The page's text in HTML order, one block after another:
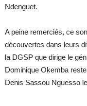
Ndenguet.
A peine remerciés, ce
découvertes dans leurs
la DGSP que dirige le
Dominique Okemba
Denis Sassou Nguesso